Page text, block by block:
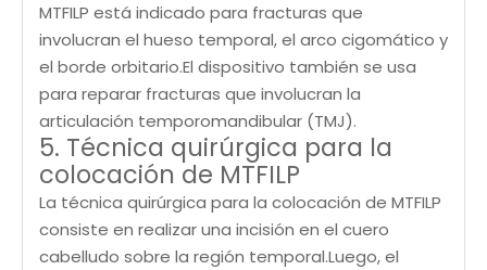
MTFILP está indicado para fracturas que
involucran el hueso temporal, el arco cigomático y
el borde orbitario.El dispositivo también se usa
para reparar fracturas que involucran la
articulación temporomandibular (TMJ).
5. Técnica quirúrgica para la
colocación de MTFILP
La técnica quirúrgica para la colocación de MTFILP
consiste en realizar una incisión en el cuero
cabelludo sobre la región temporal.Luego, el